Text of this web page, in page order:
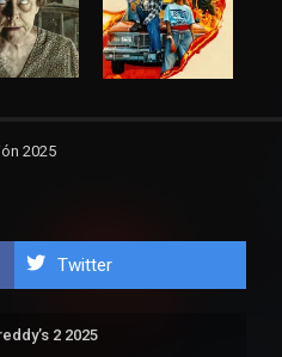
2025
Twitter
2 2025